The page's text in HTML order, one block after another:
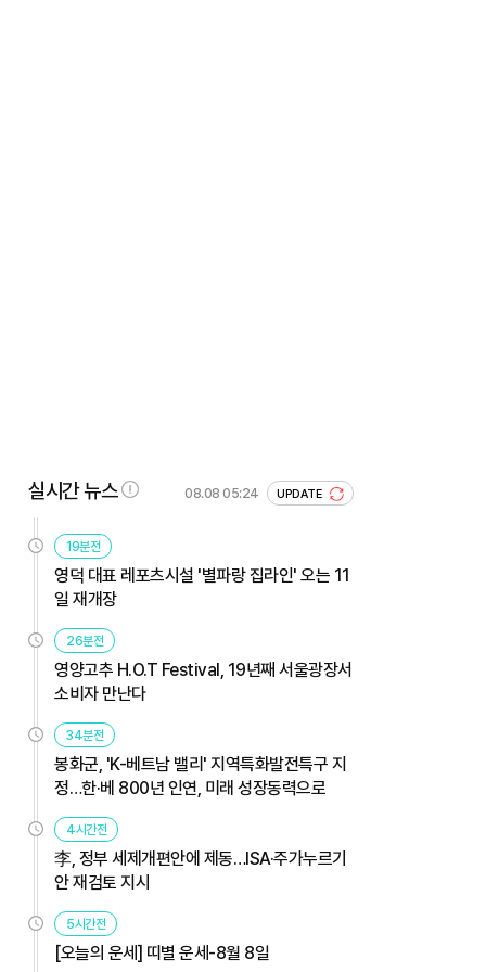
실시간 뉴스 08.08 05:24 UPDATE
19분전
영덕 대표 레포츠시설 '별파랑 집라인' 오는 11
일 재개장
26분전
영양고추 H.O.T Festival, 19년째 서울광장서
소비자 만난다
34분전
봉화군, 'K-베트남 밸리' 지역특화발전특구 지
정…한·베 800년 인연, 미래 성장동력으로
4시간전
李, 정부 세제개편안에 제동…ISA·주가누르기
안 재검토 지시
5시간전
[오늘의 운세] 띠별 운세-8월 8일